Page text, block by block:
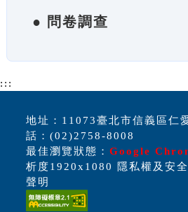
● 問卷調查
:::
地址：11073臺北市信義區仁
話：(02)2758-8008
最佳瀏覽狀態：Google
析度1920x1080 隱私權及安
聲明